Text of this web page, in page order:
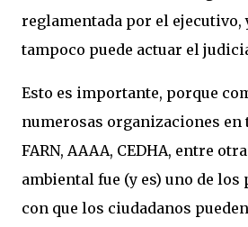
reglamentada por el ejecutivo,
tampoco puede actuar el
Esto es importante, porque
numerosas organizaciones en
FARN, AAAA, CEDHA, entre
ambiental fue (y es) uno de los
con que los ciudadanos